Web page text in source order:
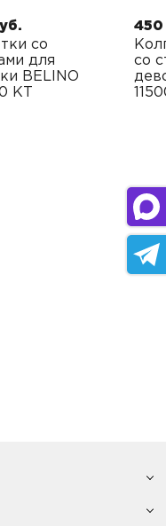
со
для
BELINO
KТ
450
со